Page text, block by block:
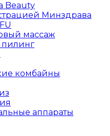
Beauty
Минздрава
массаж
пилинг
комбайны
аппараты